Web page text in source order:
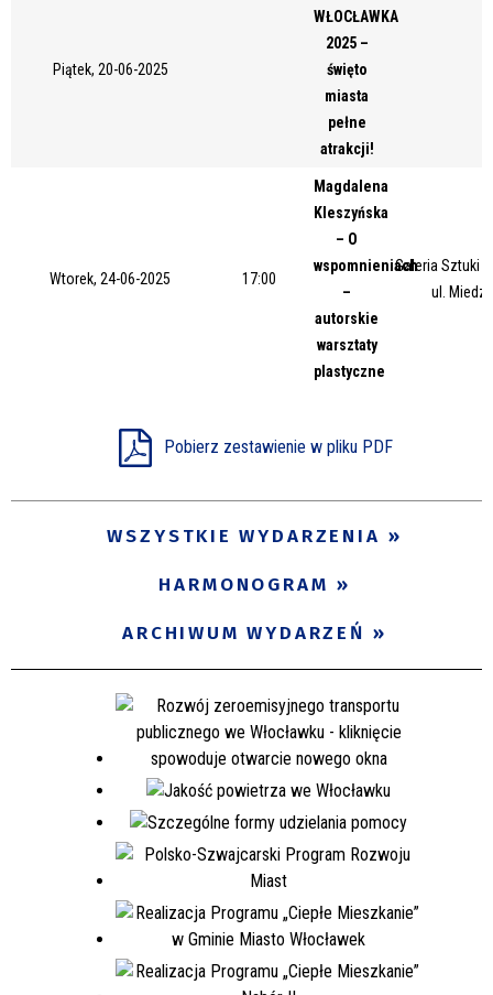
Piątek, 20-06-2025
WŁOCŁAWKA
2025 –
święto
miasta
pełne
atrakcji!
Wtorek, 24-06-2025 17:00
Magdalena
Kleszyńska
– O
wspomnieniach
–
autorskie
warsztaty
plastyczne
Galeria Sztuki
ul.
Pobierz zestawienie w pliku PDF
WSZYSTKIE WYDARZENIA
HARMONOGRAM
ARCHIWUM WYDARZEŃ